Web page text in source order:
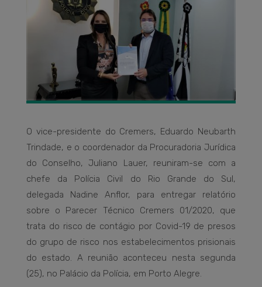
O vice-presidente do Cremers, Eduardo Neubarth
Trindade, e o coordenador da Procuradoria Jurídica
do Conselho, Juliano Lauer, reuniram-se com a
chefe da Polícia Civil do Rio Grande do Sul,
delegada Nadine Anflor, para entregar relatório
sobre o Parecer Técnico Cremers 01/2020, que
trata do risco de contágio por Covid-19 de presos
do grupo de risco nos estabelecimentos prisionais
do estado. A reunião aconteceu nesta segunda
(25), no Palácio da Polícia, em Porto Alegre.